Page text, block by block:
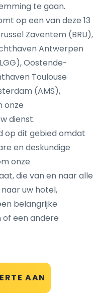
AAN
te gaan.
op een van deze 13
Zaventem (BRU),
Antwerpen
Oostende-
Toulouse
(AMS),
onze
dienst.
op dit gebied omdat
en deskundige
onze
die van en naar alle
uw hotel,
belangrijke
een andere